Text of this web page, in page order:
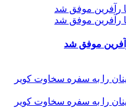
موفق شد